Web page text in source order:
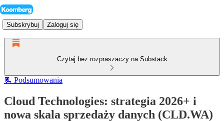
Subskrybuj Zaloguj się
Czytaj bez rozpraszaczy na Substack
📃 Podsumowania
Cloud Technologies: strategia 2026+ i
nowa skala sprzedaży danych (CLD.WA)